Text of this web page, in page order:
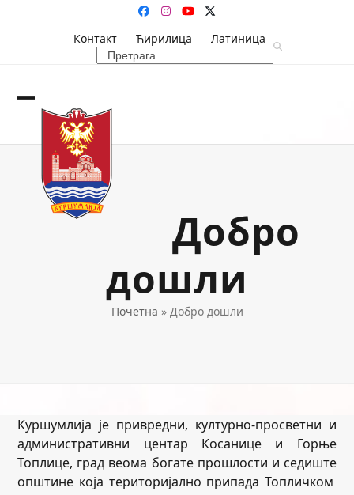
Facebook
Instagram
YouTubeTwitter
Контакт
Ћирилица
Латиница
Search
Open
mobile
menu
Close
mobile
menu
Добро
дошли
Почетна » Добро дошли
Куршумлија је привредни, културно-просветни и
административни центар Косанице и Горње
Топлице, град веома богате прошлости и седиште
општине која територијално припада Топличком